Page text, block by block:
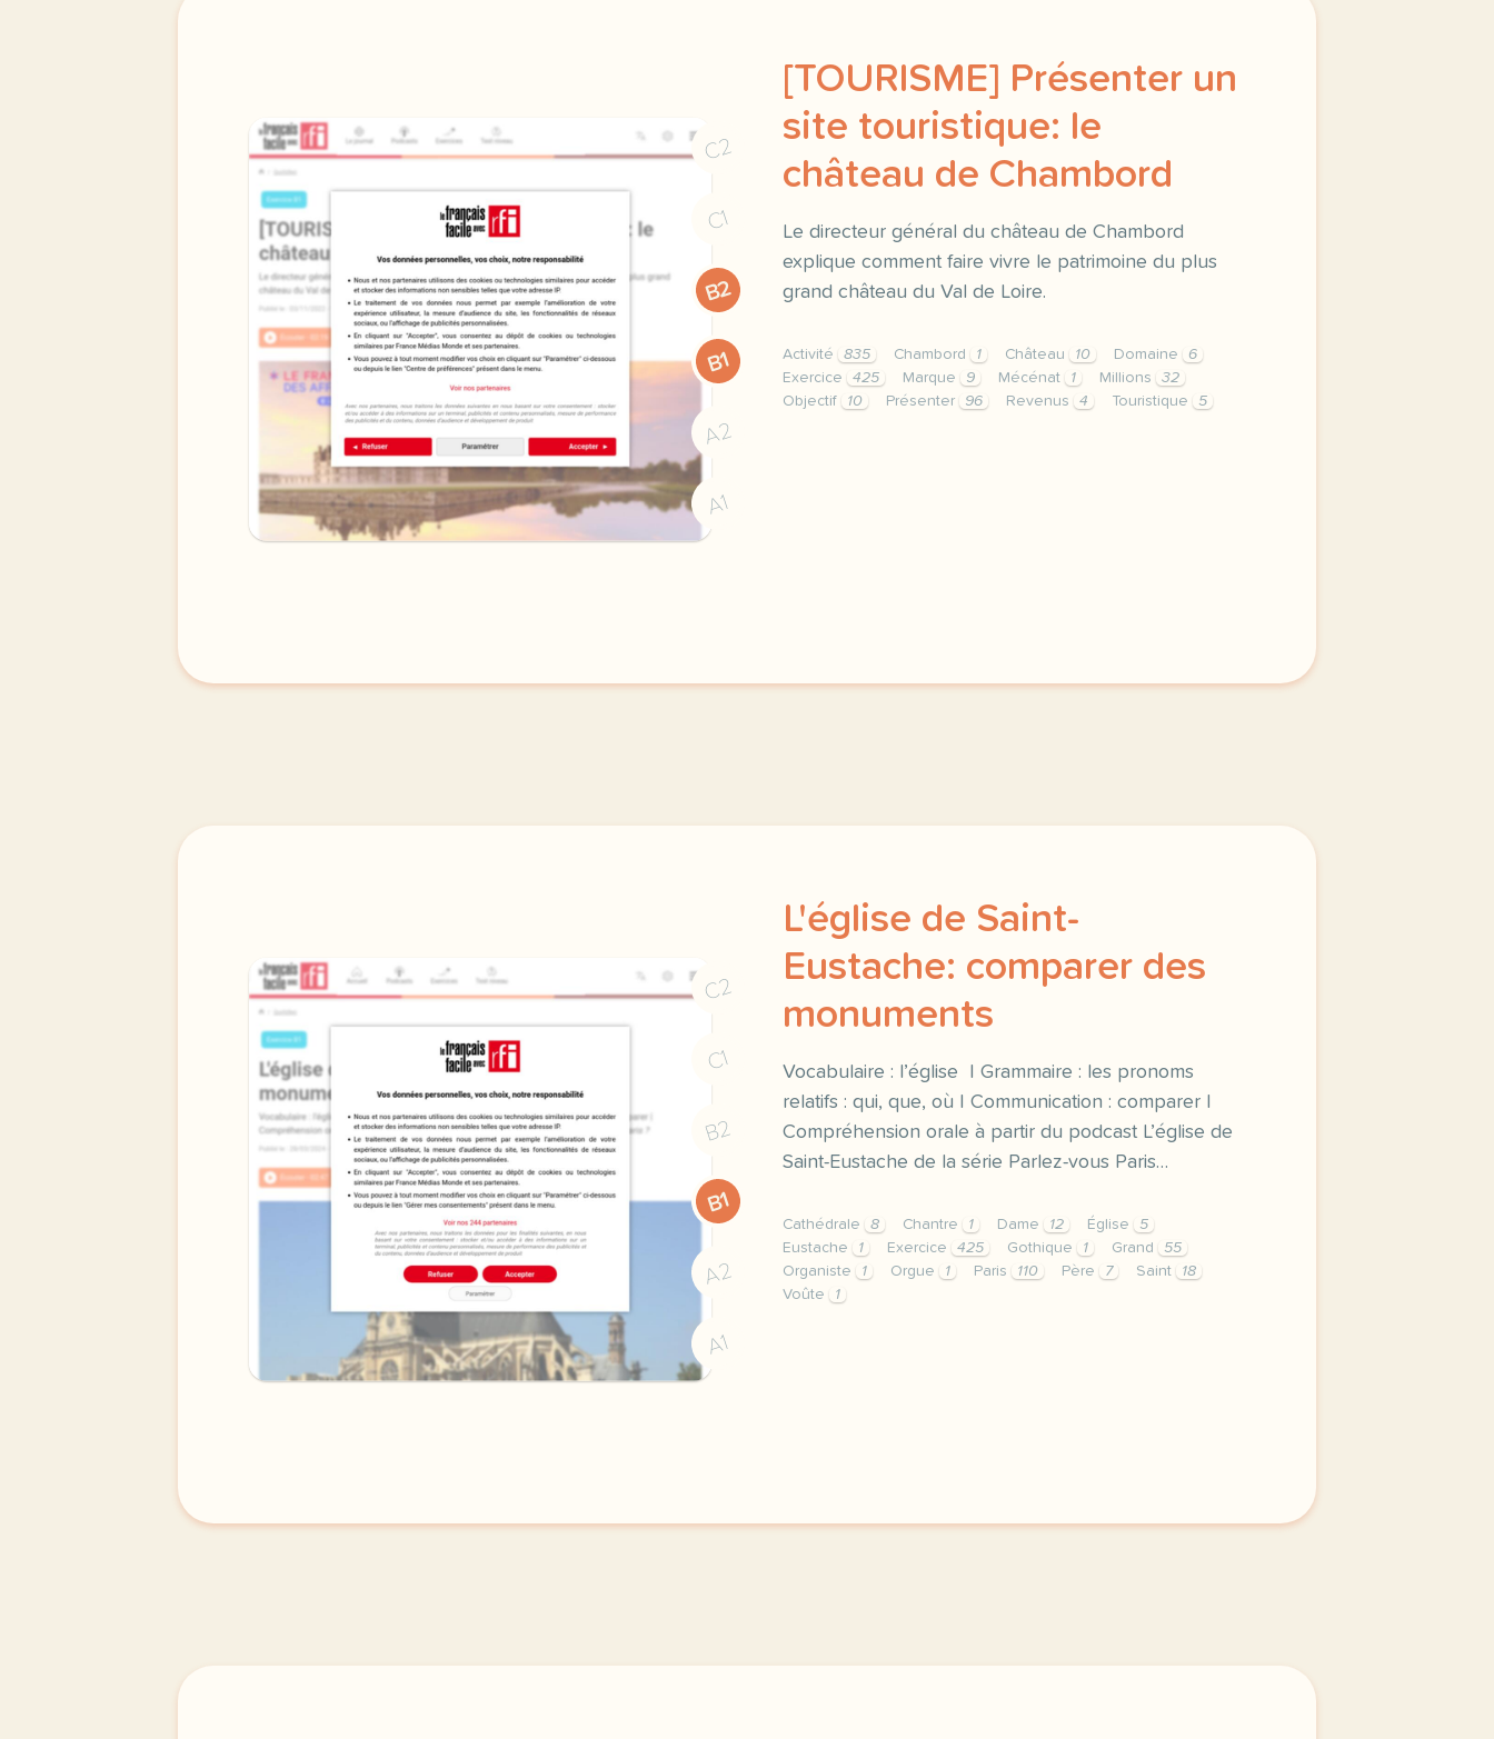
C2
C1
B2
B1
A2
A1
[TOURISME] Présenter un
site touristique: le
château de Chambord
Le directeur général du château de Chambord
explique comment faire vivre le patrimoine du plus
grand château du Val de Loire.
Activité 835 Chambord 1 Château 10 Domaine
6
Exercice
425 Marque 9 Mécénat 1 Millions
32
Objectif
10 Présenter 96 Revenus 4 Touristique 5
C2
C1
B2
B1
A2
A1
L'église de Saint-
Eustache: comparer des
monuments
Vocabulaire : l’église | Grammaire : les pronoms
relatifs : qui, que, où | Communication : comparer |
Compréhension orale à partir du podcast L’église de
Saint-Eustache de la série Parlez-vous Paris…
Cathédrale 8 Chantre 1 Dame 12 Église
5
Eustache
1 Exercice 425 Gothique 1 Grand
55
Organiste
1 Orgue 1 Paris 110 Père 7 Saint
18
Voûte
1